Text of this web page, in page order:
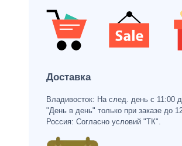
Доставка
Владивосток: На след. день с 11:00
"День в день" только при заказе до
Россия: Согласно условий "ТК".